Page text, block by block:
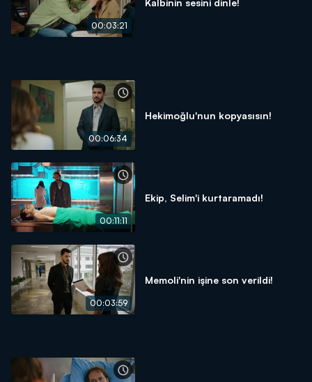
00:03:21
00:06:34
Hekimoğlu'nun kopyasısın!
00:11:11
Ekip, Selim'i kurtaramadı!
00:03:59
Memoli'nin işine son verildi!